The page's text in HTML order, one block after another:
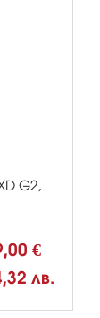
G2,
€
лв.